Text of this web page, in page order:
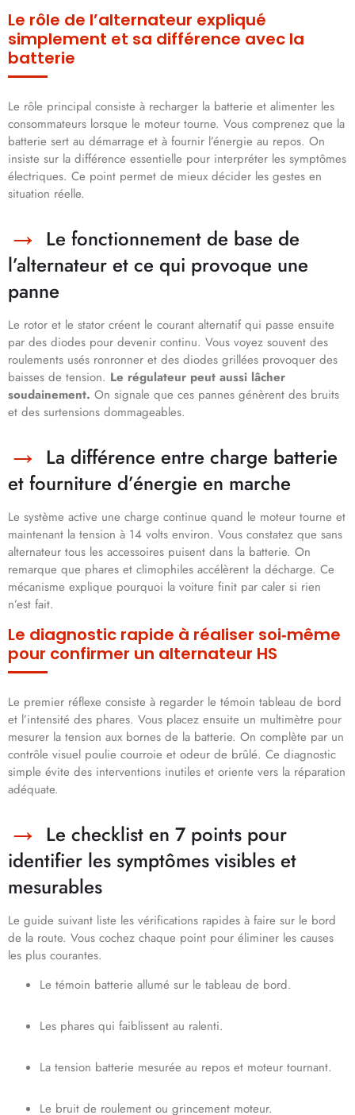
Le rôle de l’alternateur expliqué
simplement et sa différence avec la
batterie
Le rôle principal consiste à recharger la batterie et alimenter les
consommateurs lorsque le moteur tourne. Vous comprenez que la
batterie sert au démarrage et à fournir l’énergie au repos. On
insiste sur la différence essentielle pour interpréter les symptômes
électriques. Ce point permet de mieux décider les gestes en
situation réelle.
Le fonctionnement de base de
l’alternateur et ce qui provoque une
panne
Le rotor et le stator créent le courant alternatif qui passe ensuite
par des diodes pour devenir continu. Vous voyez souvent des
roulements usés ronronner et des diodes grillées provoquer des
baisses de tension. Le régulateur peut aussi lâcher
soudainement. On signale que ces pannes génèrent des bruits
et des surtensions dommageables.
La différence entre charge batterie
et fourniture d’énergie en marche
Le système active une charge continue quand le moteur tourne et
maintenant la tension à 14 volts environ. Vous constatez que sans
alternateur tous les accessoires puisent dans la batterie. On
remarque que phares et climophiles accélèrent la décharge. Ce
mécanisme explique pourquoi la voiture finit par caler si rien
n’est fait.
Le diagnostic rapide à réaliser soi‑même
pour confirmer un alternateur HS
Le premier réflexe consiste à regarder le témoin tableau de bord
et l’intensité des phares. Vous placez ensuite un multimètre pour
mesurer la tension aux bornes de la batterie. On complète par un
contrôle visuel poulie courroie et odeur de brûlé. Ce diagnostic
simple évite des interventions inutiles et oriente vers la réparation
adéquate.
Le checklist en 7 points pour
identifier les symptômes visibles et
mesurables
Le guide suivant liste les vérifications rapides à faire sur le bord
de la route. Vous cochez chaque point pour éliminer les causes
les plus courantes.
Le témoin batterie allumé sur le tableau de bord.
Les phares qui faiblissent au ralenti.
La tension batterie mesurée au repos et moteur tournant.
Le bruit de roulement ou grincement moteur.